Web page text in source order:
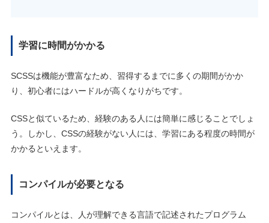
学習に時間がかかる
SCSSは機能が豊富なため、習得するまでに多くの期間がかか
り、初心者にはハードルが高くなりがちです。
CSSと似ているため、経験のある人には簡単に感じることでしょ
う。しかし、CSSの経験がない人には、学習にある程度の時間が
かかるといえます。
コンパイルが必要となる
コンパイルとは、人が理解できる言語で記述されたプログラム